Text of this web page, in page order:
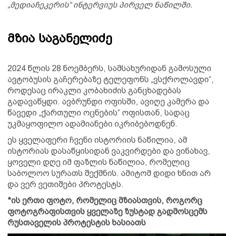
„მედიაჩეკერის“ ინტერვიუს პირველ ნაწილში.
მზია საგანელიძე
2024 წლის 28 ნოემბერს, სამსახურიდან გამოსული
ავტობუსის გაჩერებაზე ტელეფონს „ვსქროლავდი“,
როდესაც ირაკლი კობახიძის განცხადებას
გადავაწყდი. ავბრუნდი ოფისში, ავიღე კამერა და
წავედი „ქართული ოცნების“ ოფისთან, სადაც
უკმაყოფილო ადამიანები იკრიბებოდნენ.
ეს ყველაფერი ჩვენი ისტორიის ნაწილია, ამ
ისტორიას დასაწყისიდან ვაკვირდები და ვინახავ,
ყოველი დღე იმ ფაზლის ნაწილია, რომელიც
საბოლოო სურათს შექმნის. ამიტომ დიდი ხნით არ
და ვერ ვეთიშები პროტესტს.
*ის ერთი ფოტო, რომელიც მზიასთვის, როგორც
ფოტოგრაფისთვის ყველაზე ზუსტად გადმოსცემს
რუსთაველის პროტესტის ხასიათს